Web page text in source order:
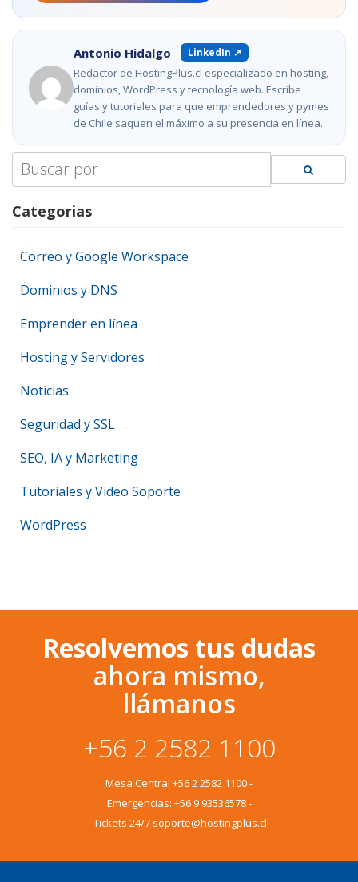
Antonio Hidalgo LinkedIn ↗
Redactor de HostingPlus.cl especializado en hosting,
dominios, WordPress y tecnología web. Escribe
guías y tutoriales para que emprendedores y pymes
de Chile saquen el máximo a su presencia en línea.
Search
for:
Categorias
Correo y Google Workspace
Dominios y DNS
Emprender en línea
Hosting y Servidores
Noticias
Seguridad y SSL
SEO, IA y Marketing
Tutoriales y Video Soporte
WordPress
Resolvemos tus dudas
ahora mismo,
llámanos
+56 2 2582 1100
Mesa Central +56 2 2582 1100-
Emergencias: +56 9 93536578-
Tickets 24/7 soporte@hostingplus.cl